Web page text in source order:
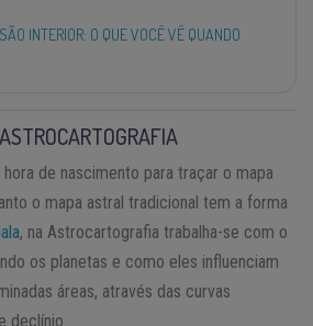
INTERIOR: O QUE VOCÊ VÊ QUANDO
de nascimento para traçar o mapa
o mapa astral tradicional tem a forma
, na Astrocartografia trabalha-se com o
os planetas e como eles influenciam
áreas, através das curvas
declínio.